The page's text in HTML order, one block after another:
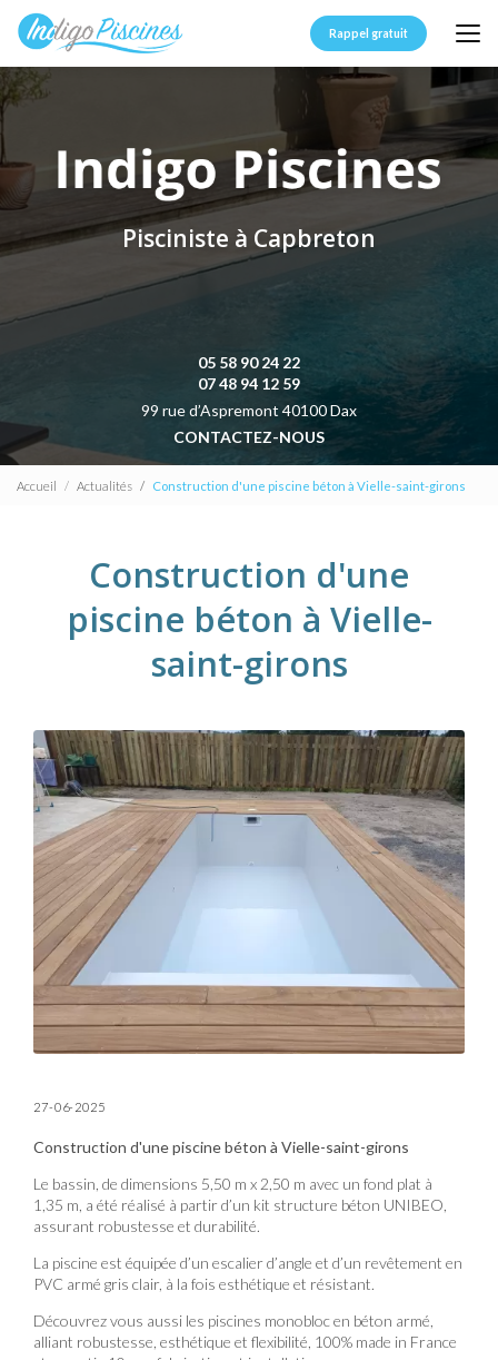
Aller
contenu
principal
Rappel gratuit
Pisciniste à Capbreton
05 58 90 24 22
07 48 94 12 59
99 rue d’Aspremont 40100 Dax
CONTACTEZ-NOUS
Accueil Actualités Construction d'une piscine béton à Vielle-saint-girons
Construction d'une
piscine béton à Vielle-
saint-girons
27-06-2025
Construction d'une piscine béton à Vielle-saint-girons
Le bassin, de dimensions 5,50 m x 2,50 m avec un fond plat à
1,35 m, a été réalisé à partir d’un kit structure béton UNIBEO,
assurant robustesse et durabilité.
La piscine est équipée d’un escalier d’angle et d’un revêtement en
PVC armé gris clair, à la fois esthétique et résistant.
Découvrez vous aussi les piscines monobloc en béton armé,
alliant robustesse, esthétique et flexibilité, 100% made in France